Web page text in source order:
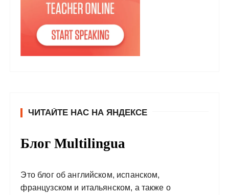
ЧИТАЙТЕ НАС НА ЯНДЕКСЕ
Блог Multilingua
Это блог об английском, испанском,
французском и итальянском, а также о